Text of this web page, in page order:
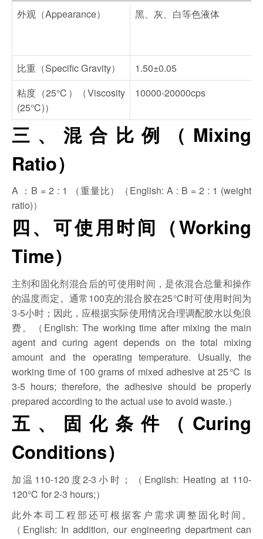
外观（Appearance） 黑、灰、白等色液体
比重（Specific Gravity）
1.50±0.05
粘度（25℃）（Viscosity
(25℃)）
10000-20000cps
三、混合比例（Mixing
Ratio）
A ：B = 2 : 1 （重量比）（English: A : B = 2 : 1 (weight
ratio)）
四、可使用时间（Working
Time）
主剂和固化剂混合后的可使用时间，是依混合总量和操作
的温度而定。通常100克的混合胶在25℃时可使用时间为
3-5小时；因此，应根据实际使用情况合理调配胶水以免浪
费。（English: The working time after mixing the main
agent and curing agent depends on the total mixing
amount and the operating temperature. Usually, the
working time of 100 grams of mixed adhesive at 25℃ is
3-5 hours; therefore, the adhesive should be properly
prepared according to the actual use to avoid waste.）
五、固化条件（Curing
Conditions）
加温110-120度2-3小时；（English: Heating at 110-
120℃ for 2-3 hours;）
此外本司工程部还可根据客户需求调整固化时间。
（English: In addition, our engineering department can